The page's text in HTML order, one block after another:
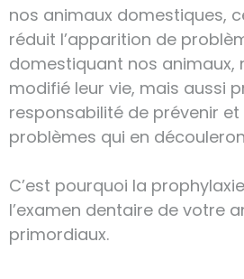
nos animaux domestiques,
réduit l’apparition de
domestiquant nos animaux,
modifié leur vie, mais aussi
responsabilité de prévenir
problèmes qui en
C’est pourquoi la
l’examen dentaire de votre
primordiaux.